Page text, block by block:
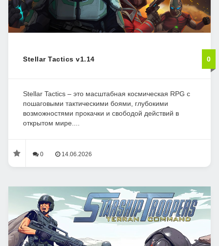
Stellar Tactics v1.14 0
Stellar Tactics – это масштабная космическая RPG с
пошаговыми тактическими боями, глубокими
возможностями прокачки и свободой действий в
открытом мире....
0 14.06.2026